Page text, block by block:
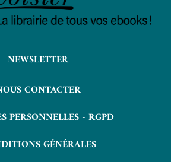
NEWSLETTER
CONTACTER
PERSONNELLES - RGPD
GÉNÉRALES